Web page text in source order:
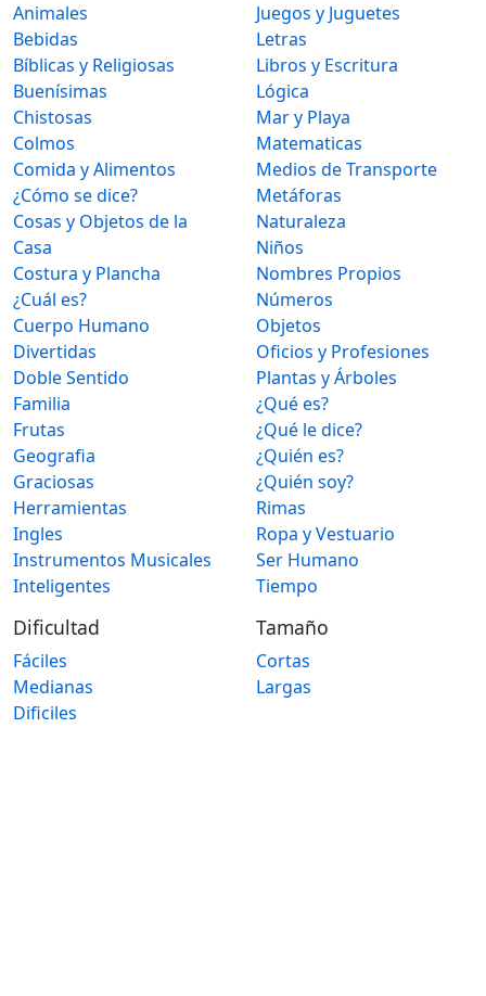
Animales
Bebidas
Bíblicas y Religiosas
Buenísimas
Chistosas
Colmos
Comida y Alimentos
¿Cómo se dice?
Cosas y Objetos de la
Casa
Costura y Plancha
¿Cuál es?
Cuerpo Humano
Divertidas
Doble Sentido
Familia
Frutas
Geografia
Graciosas
Herramientas
Ingles
Instrumentos Musicales
Inteligentes
Juegos y Juguetes
Letras
Libros y Escritura
Lógica
Mar y Playa
Matematicas
Medios de Transporte
Metáforas
Naturaleza
Niños
Nombres Propios
Números
Objetos
Oficios y Profesiones
Plantas y Árboles
¿Qué es?
¿Qué le dice?
¿Quién es?
¿Quién soy?
Rimas
Ropa y Vestuario
Ser Humano
Tiempo
Dificultad
Fáciles
Medianas
Dificiles
Tamaño
Cortas
Largas